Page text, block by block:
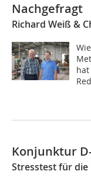
Nachgefragt
Richard Weiß &
Konjunktur
Stresstest für die